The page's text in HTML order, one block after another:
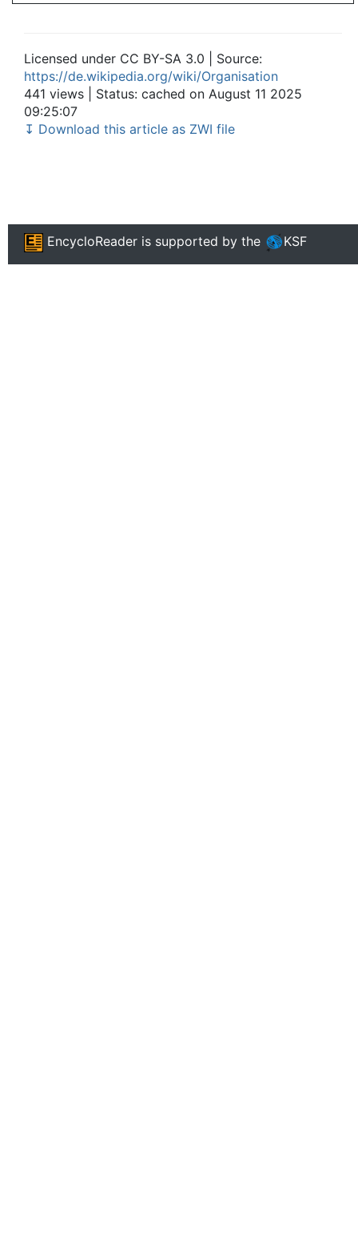
Licensed under CC BY-SA 3.0 | Source:
https://de.wikipedia.org/wiki/Organisation
441 views | Status: cached on August 11 2025
09:25:07
↧ Download this article as ZWI file
EncycloReader is supported by the KSF